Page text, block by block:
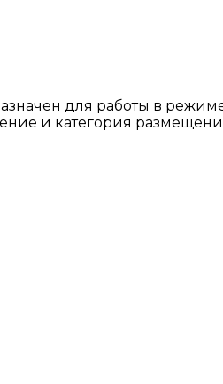
для работы в
и категория